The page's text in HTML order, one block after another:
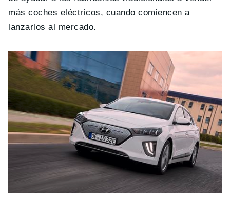
más coches eléctricos, cuando comiencen a
lanzarlos al mercado.